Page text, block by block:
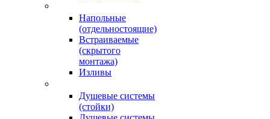
Напольные
(отдельностоящие)
Встраиваемые
(скрытого
монтажа)
Изливы
Душевые системы
(стойки)